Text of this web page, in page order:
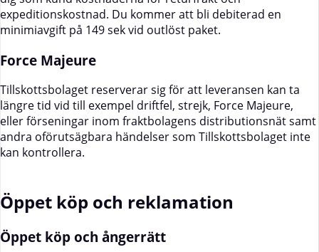
expeditionskostnad. Du kommer att bli debiterad en
minimiavgift på 149 sek vid outlöst paket.
Force Majeure
Tillskottsbolaget reserverar sig för att leveransen kan ta
längre tid vid till exempel driftfel, strejk, Force Majeure,
eller förseningar inom fraktbolagens distributionsnät samt
andra oförutsägbara händelser som Tillskottsbolaget inte
kan kontrollera.
Öppet köp och reklamation
Öppet köp och ångerrätt